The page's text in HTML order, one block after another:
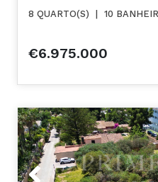
8 QUARTO(S) 10
€6.975.000
Previous